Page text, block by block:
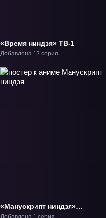
«Время ниндзя» ТВ-1
Добавлена 12 серия
«Манускрипт ниндзя»
Фильм-1
Добавлена 1 серия